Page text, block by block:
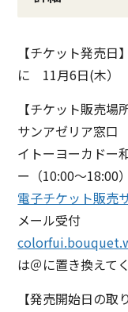
【チケット発売
に 11月6日(木）
【チケット販売場
サンアゼリア窓
イトーヨーカドー
ー（10:00～18:00）
電子チケット販売
メール受付
は＠に置き換えて
【発売開始日の取